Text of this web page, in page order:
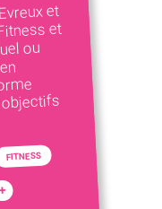
et
et
ou
FITNESS
+